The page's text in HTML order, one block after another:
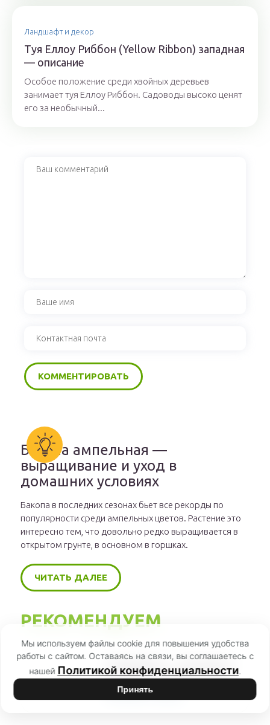
Ландшафт и декор
Туя Еллоу Риббон (Yellow Ribbon) западная
— описание
Особое положение среди хвойных деревьев
занимает туя Еллоу Риббон. Садоводы высоко ценят
его за необычный...
Бакопа ампельная —
выращивание и уход в
домашних условиях
Бакопа в последних сезонах бьет все рекорды по
популярности среди ампельных цветов. Растение это
интересно тем, что довольно редко выращивается в
открытом грунте, в основном в горшках.
ЧИТАТЬ ДАЛЕЕ
РЕКОМЕНДУЕМ
Туя Брабант — описание и
размеры, посадка и уход
Ландшафт и декор
Мы используем файлы cookie для повышения удобства
работы с сайтом. Оставаясь на связи, вы соглашаетесь с
нашей Политикой конфиденциальности.
Принять